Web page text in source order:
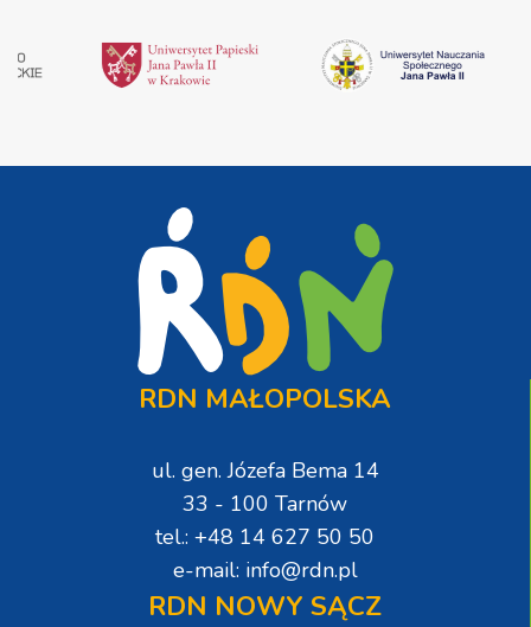
RDN MAŁOPOLSKA
ul. gen. Józefa Bema 14
33 - 100 Tarnów
tel.: +48 14 627 50 50
e-mail: info@rdn.pl
RDN NOWY SĄCZ